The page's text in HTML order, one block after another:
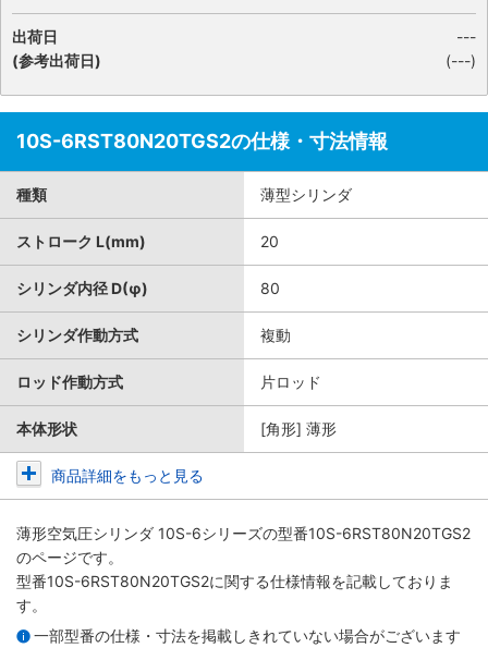
出荷日
(参考出荷日)
---
(---)
10S-6RST80N20TGS2の仕様・寸法情報
種類 薄型シリンダ
ストローク L(mm) 20
シリンダ内径 D(φ) 80
シリンダ作動方式 複動
ロッド作動方式 片ロッド
本体形状 [角形] 薄形
商品詳細をもっと見る
薄形空気圧シリンダ 10S-6シリーズの型番10S-6RST80N20TGS2
のページです。
型番10S-6RST80N20TGS2に関する仕様情報を記載しておりま
す。
一部型番の仕様・寸法を掲載しきれていない場合がございます